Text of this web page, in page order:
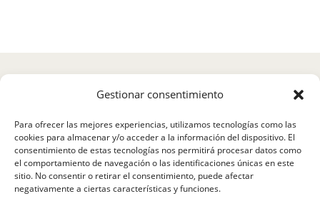
Gestionar consentimiento
Para ofrecer las mejores experiencias, utilizamos tecnologías como las
cookies para almacenar y/o acceder a la información del dispositivo. El
consentimiento de estas tecnologías nos permitirá procesar datos como
el comportamiento de navegación o las identificaciones únicas en este
sitio. No consentir o retirar el consentimiento, puede afectar
negativamente a ciertas características y funciones.
Would you like to get in
touch?
If you prefer to reach out directly, here are